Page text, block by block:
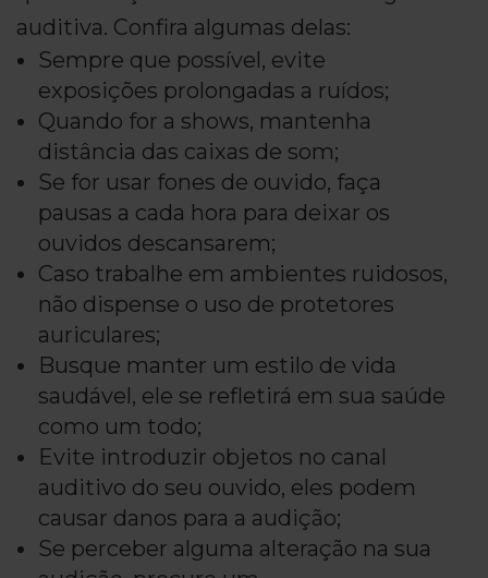
auditiva. Confira algumas delas:
Sempre que possível, evite
exposições prolongadas a ruídos;
Quando for a shows, mantenha
distância das caixas de som;
Se for usar fones de ouvido, faça
pausas a cada hora para deixar os
ouvidos descansarem;
Caso trabalhe em ambientes ruidosos,
não dispense o uso de protetores
auriculares;
Busque manter um estilo de vida
saudável, ele se refletirá em sua saúde
como um todo;
Evite introduzir objetos no canal
auditivo do seu ouvido, eles podem
causar danos para a audição;
Se perceber alguma alteração na sua